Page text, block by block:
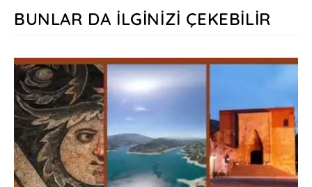
BUNLAR DA İLGINIZI ÇEKEBILIR